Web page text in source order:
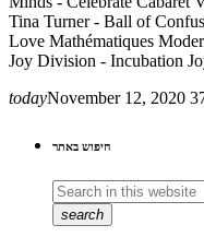
Tina Turner - Ball of
Love Mathématiques
Joy Division - Incubation
todayNovember 12, 2020
חיפוש באתר
search